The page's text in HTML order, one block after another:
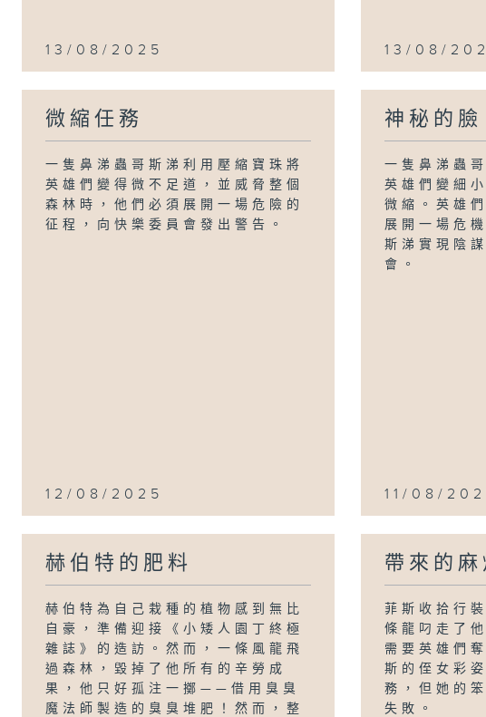
13/08/2025 13/08/
微縮任務
一隻鼻涕蟲哥斯涕利用壓縮寶珠將
英雄們變得微不足道，並威脅整個
森林時，他們必須展開一場危險的
征程，向快樂委員會發出警告。
12/08/2025
神秘的臉
一隻鼻涕蟲
英雄們變細
微縮。英雄
展開一場危
斯涕實現陰
會。
11/08/
赫伯特的肥料
赫伯特為自己栽種的植物感到無比
自豪，準備迎接《小矮人園丁終極
雜誌》的造訪。然而，一條風龍飛
過森林，毀掉了他所有的辛勞成
果，他只好孤注一擲——借用臭臭
魔法師製造的臭臭堆肥！然而，整
帶來的麻
菲斯收拾行
條龍叼走了
需要英雄們
斯的侄女彩
務，但她的
失敗。